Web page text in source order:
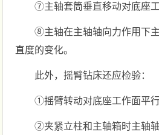
⑦主轴套筒垂直移动对底座工
⑧主轴在主轴轴向力作用下
直度的变化。
此外，摇臂钻床还应检验：
①摇臂转动对底座工作面平行
②夹紧立柱和主轴箱时主轴